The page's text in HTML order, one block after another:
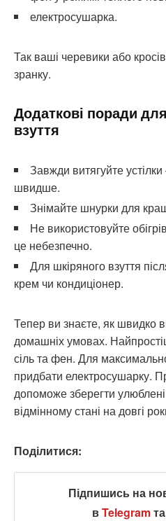
електросушарка.
Так ваші черевики або
зранку.
Додаткові поради
взуття
Завжди витягуйте
швидше.
Знімайте шнурки для
Не використовуйте
це небезпечно.
Для шкіряного взуття
крем чи кондиціонер.
Тепер ви знаєте, як швидко
домашніх умовах.
сіль та фен. Для
придбати електросушарку.
допоможе зберегти
відмінному стані на довгі
Поділитися:
Підпишись на
вTelegramта